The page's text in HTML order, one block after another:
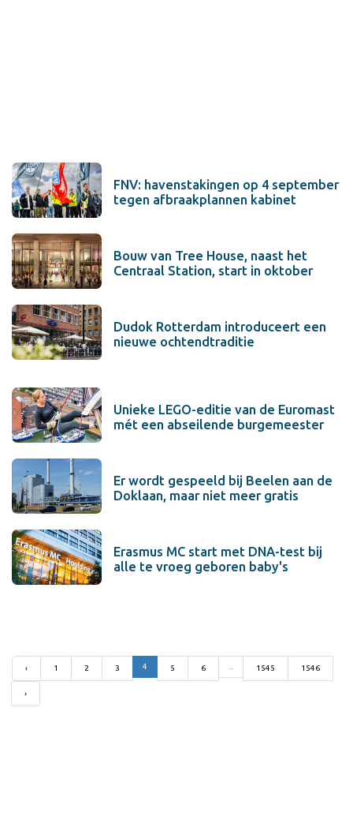
FNV: havenstakingen op 4 september
tegen afbraakplannen kabinet
Bouw van Tree House, naast het
Centraal Station, start in oktober
Dudok Rotterdam introduceert een
nieuwe ochtendtraditie
Unieke LEGO-editie van de Euromast
mét een abseilende burgemeester
Er wordt gespeeld bij Beelen aan de
Doklaan, maar niet meer gratis
Erasmus MC start met DNA-test bij
alle te vroeg geboren baby's
‹ 1 2 3 4 5 6 1545 1546
›